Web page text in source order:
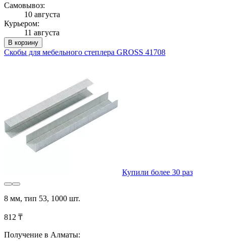
Самовывоз:
10 августа
Курьером:
11 августа
В корзину
Скобы для мебельного степлера GROSS 41708
Купили более 30 раз
8 мм, тип 53, 1000 шт.
812 ₸
Получение в Алматы: